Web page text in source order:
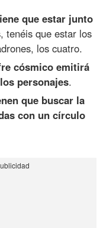
que estar junto
tenéis que estar los
los cuatro.
cósmico emitirá
personajes.
que buscar la
con un círculo